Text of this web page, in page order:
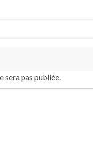
sera pas publiée.